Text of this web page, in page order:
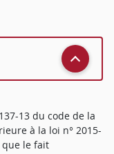
13 du code de la
à la loi n° 2015-
que le fait